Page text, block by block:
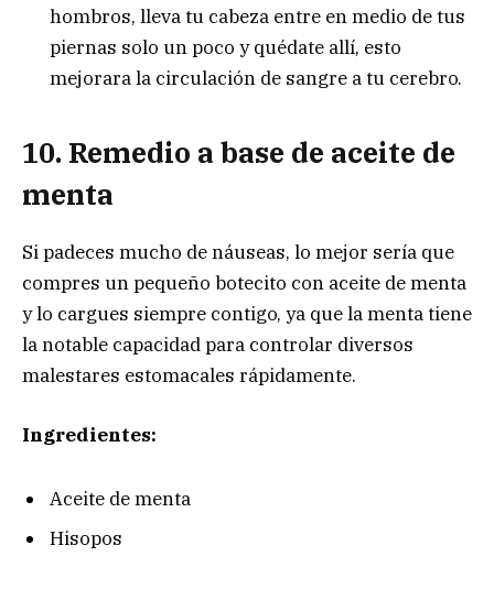
hombros, lleva tu cabeza entre en medio de tus
piernas solo un poco y quédate allí, esto
mejorara la circulación de sangre a tu cerebro.
10. Remedio a base de aceite de
menta
Si padeces mucho de náuseas, lo mejor sería que
compres un pequeño botecito con aceite de menta
y lo cargues siempre contigo, ya que la menta tiene
la notable capacidad para controlar diversos
malestares estomacales rápidamente.
Ingredientes:
Aceite de menta
Hisopos